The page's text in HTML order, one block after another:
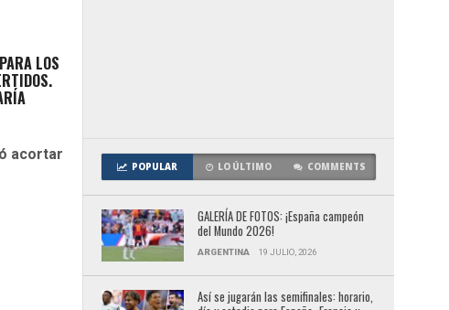
LOS
acortar
POPULAR LO ÚLTIMO COMMENTS
GALERÍA DE FOTOS: ¡España campeón
del Mundo 2026!
ARGENTINA 19 JULIO, 2026
Así se jugarán las semifinales: horario,